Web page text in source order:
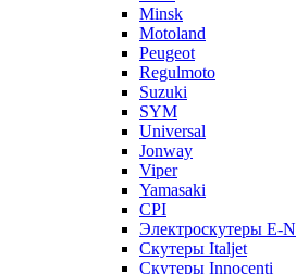
Minsk
Motoland
Peugeot
Regulmoto
Suzuki
SYM
Universal
Jonway
Viper
Yamasaki
CPI
Электроскутеры E-
Скутеры Italjet
Скутеры Innocenti